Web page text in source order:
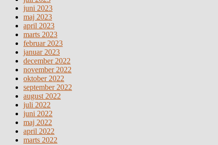
juni 2023
maj 2023
april 2023
marts 2023
februar 2023
januar 2023
december 2022
november 2022
oktober 2022
september 2022
august 2022
juli 2022
juni 2022
maj 2022
april 2022
marts 2022